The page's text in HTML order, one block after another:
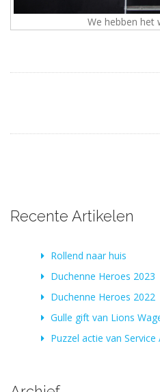
We hebben het
Recente Artikelen
Rollend naar huis
Duchenne Heroes 2023
Duchenne Heroes 2022
Gulle gift van Lions
Puzzel actie van